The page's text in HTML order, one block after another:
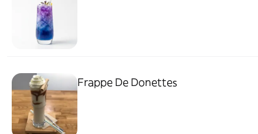
Frappe De Donettes